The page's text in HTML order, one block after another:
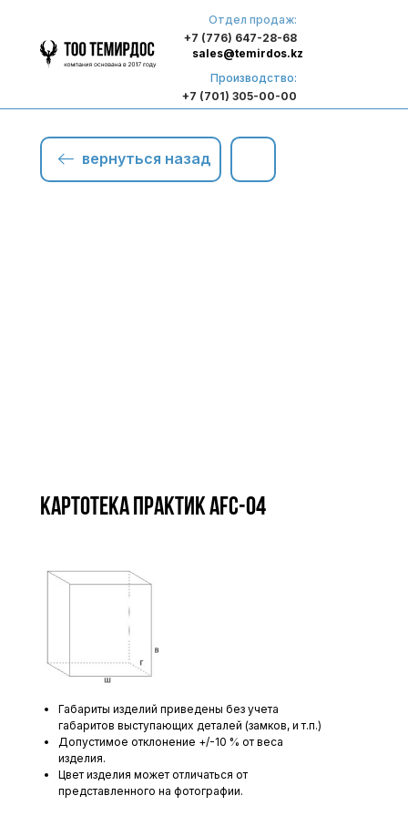
Отдел продаж:
+7 (776) 647-28-68
Производство:
+7 (701) 305-00-00
sales@temirdos.kz
вернуться назад
Картотека ПРАКТИК AFC-04
Габариты изделий приведены без учета
габаритов выступающих деталей (замков, и т.п.)
Допустимое отклонение +/-10 % от веса
изделия.
Цвет изделия может отличаться от
представленного на фотографии.